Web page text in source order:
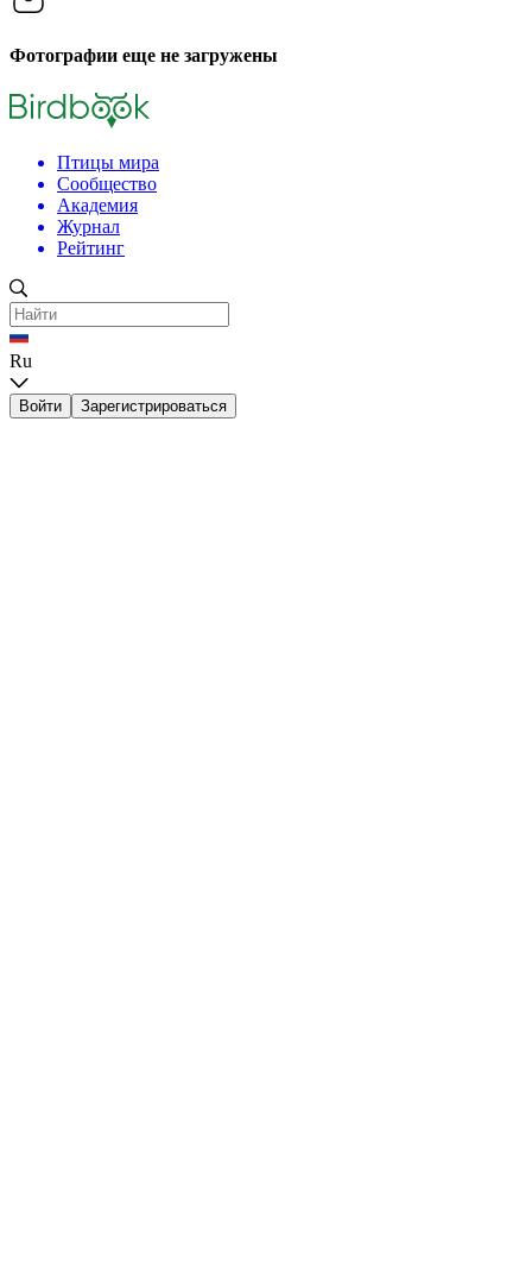
Фотографии еще не загружены
Птицы мира
Сообщество
Академия
Журнал
Рейтинг
Ru
Войти Зарегистрироваться